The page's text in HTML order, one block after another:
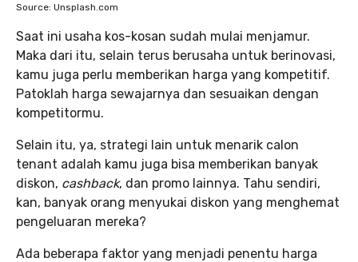
Source: Unsplash.com
Saat ini usaha kos-kosan sudah mulai menjamur.
Maka dari itu, selain terus berusaha untuk berinovasi,
kamu juga perlu memberikan harga yang kompetitif.
Patoklah harga sewajarnya dan sesuaikan dengan
kompetitormu.
Selain itu, ya, strategi lain untuk menarik calon
tenant adalah kamu juga bisa memberikan banyak
diskon, cashback, dan promo lainnya. Tahu sendiri,
kan, banyak orang menyukai diskon yang menghemat
pengeluaran mereka?
Ada beberapa faktor yang menjadi penentu harga